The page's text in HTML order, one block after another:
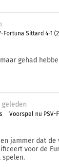
Fortuna Sittard 4-1
gehad
geleden
Voorspel nu PSV-
jammer dat de
voor de
spelen.